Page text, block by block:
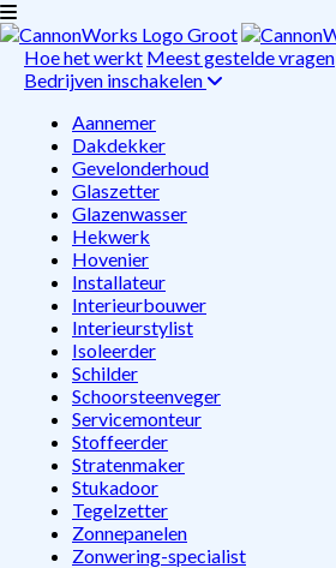
Hoe het werkt Meest gestelde vragen
Bedrijven inschakelen
Aannemer
Dakdekker
Gevelonderhoud
Glaszetter
Glazenwasser
Hekwerk
Hovenier
Installateur
Interieurbouwer
Interieurstylist
Isoleerder
Schilder
Schoorsteenveger
Servicemonteur
Stoffeerder
Stratenmaker
Stukadoor
Tegelzetter
Zonnepanelen
Zonwering-specialist